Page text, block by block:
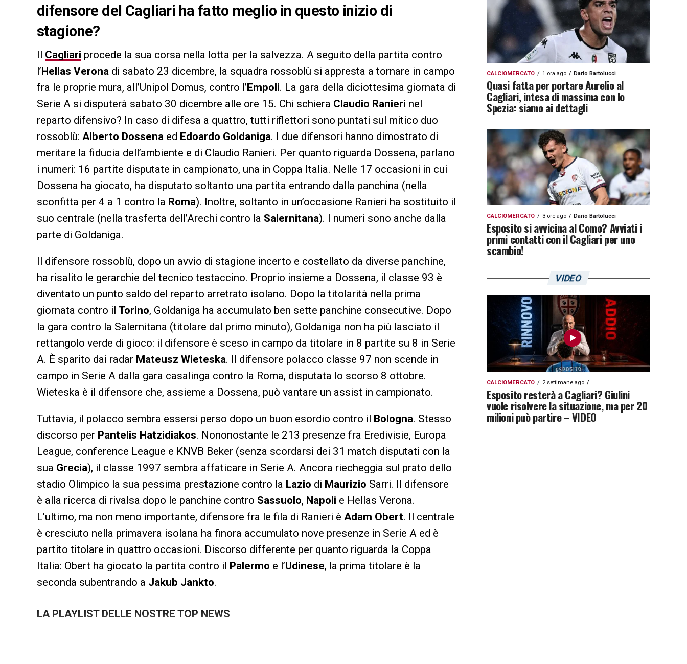
difensore del Cagliari ha fatto meglio in questo inizio di
stagione?
Il Cagliari procede la sua corsa nella lotta per la salvezza. A seguito della partita contro
l’Hellas Verona di sabato 23 dicembre, la squadra rossoblù si appresta a tornare in campo
fra le proprie mura, all’Unipol Domus, contro l’Empoli. La gara della diciottesima giornata di
Serie A si disputerà sabato 30 dicembre alle ore 15. Chi schiera Claudio Ranieri nel
reparto difensivo? In caso di difesa a quattro, tutti riflettori sono puntati sul mitico duo
rossoblù: Alberto Dossena ed Edoardo Goldaniga. I due difensori hanno dimostrato di
meritare la fiducia dell’ambiente e di Claudio Ranieri. Per quanto riguarda Dossena, parlano
i numeri: 16 partite disputate in campionato, una in Coppa Italia. Nelle 17 occasioni in cui
Dossena ha giocato, ha disputato soltanto una partita entrando dalla panchina (nella
sconfitta per 4 a 1 contro la Roma). Inoltre, soltanto in un’occasione Ranieri ha sostituito il
suo centrale (nella trasferta dell’Arechi contro la Salernitana). I numeri sono anche dalla
parte di Goldaniga.
Il difensore rossoblù, dopo un avvio di stagione incerto e costellato da diverse panchine,
ha risalito le gerarchie del tecnico testaccino. Proprio insieme a Dossena, il classe 93 è
diventato un punto saldo del reparto arretrato isolano. Dopo la titolarità nella prima
giornata contro il Torino, Goldaniga ha accumulato ben sette panchine consecutive. Dopo
la gara contro la Salernitana (titolare dal primo minuto), Goldaniga non ha più lasciato il
rettangolo verde di gioco: il difensore è sceso in campo da titolare in 8 partite su 8 in Serie
A. È sparito dai radar Mateusz Wieteska. Il difensore polacco classe 97 non scende in
campo in Serie A dalla gara casalinga contro la Roma, disputata lo scorso 8 ottobre.
Wieteska è il difensore che, assieme a Dossena, può vantare un assist in campionato.
Tuttavia, il polacco sembra essersi perso dopo un buon esordio contro il Bologna. Stesso
discorso per Pantelis Hatzidiakos. Nononostante le 213 presenze fra Eredivisie, Europa
League, conference League e KNVB Beker (senza scordarsi dei 31 match disputati con la
sua Grecia), il classe 1997 sembra affaticare in Serie A. Ancora riecheggia sul prato dello
stadio Olimpico la sua pessima prestazione contro la Lazio di Maurizio Sarri. Il difensore
è alla ricerca di rivalsa dopo le panchine contro Sassuolo, Napoli e Hellas Verona.
L’ultimo, ma non meno importante, difensore fra le fila di Ranieri è Adam Obert. Il centrale
è cresciuto nella primavera isolana ha finora accumulato nove presenze in Serie A ed è
partito titolare in quattro occasioni. Discorso differente per quanto riguarda la Coppa
Italia: Obert ha giocato la partita contro il Palermo e l’Udinese, la prima titolare è la
seconda subentrando a Jakub Jankto.
LA PLAYLIST DELLE NOSTRE TOP NEWS
CALCIOMERCATO 1 ora ago Dario Bartolucci
Quasi fatta per portare Aurelio al
Cagliari, intesa di massima con lo
Spezia: siamo ai dettagli
CALCIOMERCATO 3 ore ago Dario Bartolucci
Esposito si avvicina al Como? Avviati i
primi contatti con il Cagliari per uno
scambio!
VIDEO
CALCIOMERCATO 2 settimane ago
Esposito resterà a Cagliari? Giulini
vuole risolvere la situazione, ma per 20
milioni può partire – VIDEO